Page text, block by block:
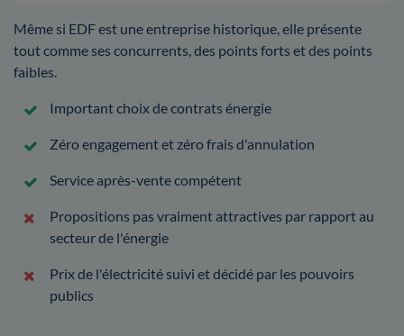
Même si EDF est une entreprise historique, elle présente
tout comme ses concurrents, des points forts et des points
faibles.
Important choix de contrats énergie
Zéro engagement et zéro frais d'annulation
Service après-vente compétent
Propositions pas vraiment attractives par rapport au
secteur de l'énergie
Prix de l'électricité suivi et décidé par les pouvoirs
publics